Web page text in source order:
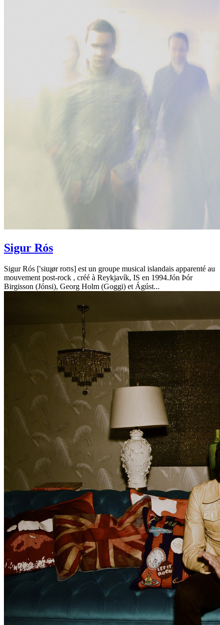
Sigur Rós
Sigur Rós ['siɰør roʊs] est un groupe musical islandais apparenté au
mouvement post-rock , créé à Reykjavík, IS en 1994.Jón Þór
Birgisson (Jónsi), Georg Holm (Goggi) et Ágúst...